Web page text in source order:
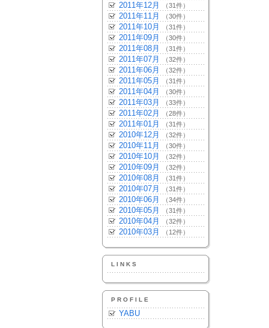
2011年12月 （31件）
2011年11月 （30件）
2011年10月 （31件）
2011年09月 （30件）
2011年08月 （31件）
2011年07月 （32件）
2011年06月 （32件）
2011年05月 （31件）
2011年04月 （30件）
2011年03月 （33件）
2011年02月 （28件）
2011年01月 （31件）
2010年12月 （32件）
2010年11月 （30件）
2010年10月 （32件）
2010年09月 （32件）
2010年08月 （31件）
2010年07月 （31件）
2010年06月 （34件）
2010年05月 （31件）
2010年04月 （32件）
2010年03月 （12件）
LINKS
PROFILE
YABU